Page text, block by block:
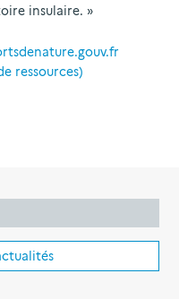
insulaire. »
ressources)